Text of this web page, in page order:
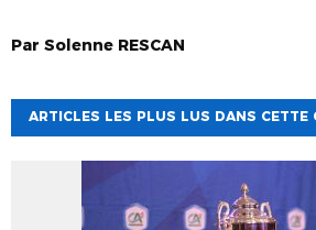
Par Solenne RESCAN
ARTICLES LES PLUS LUS DANS CETTE